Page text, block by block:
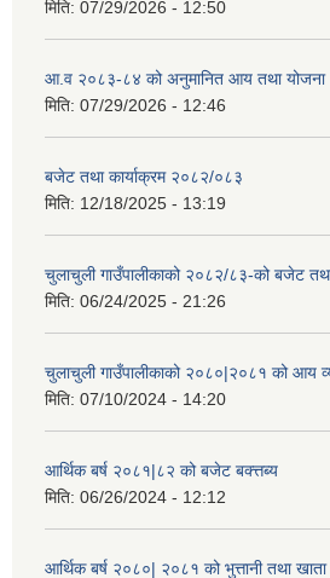
मिति: 07/29/2026 - 12:50
आ.व २०८३-८४ को अनुमानित आय तथा
मिति: 07/29/2026 - 12:46
बजेट तथा कार्याक्रम २०८२/०८३
मिति: 12/18/2025 - 13:19
चुलाचुली गाउँपालीकाको २०८२/८३-को बजेट
मिति: 06/24/2025 - 21:26
चुलाचुली गाउँपालीकाको २०८०|२०८१ को आय
मिति: 07/10/2024 - 14:20
आर्थिक बर्ष २०८१|८२ को बजेट बक्त्तब्य
मिति: 06/26/2024 - 12:12
आर्थिक बर्ष २०८०| २०८१ को भुत्तानी तथा खाता